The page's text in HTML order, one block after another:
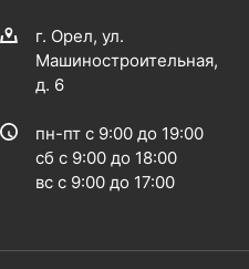
г. Орел, ул.
Машиностроительная,
д. 6
пн-пт с 9:00 до 19:00
сб с 9:00 до 18:00
вс с 9:00 до 17:00